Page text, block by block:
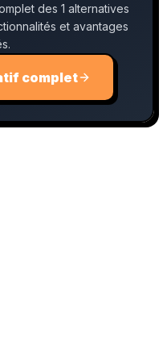
des 1 alternatives
et avantages
complet